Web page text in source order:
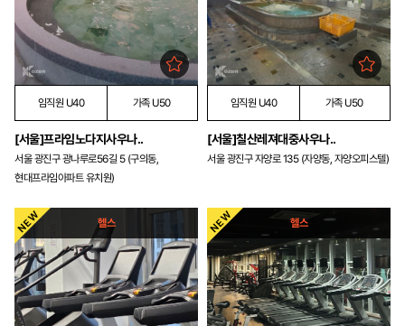
임직원 U40 가족 U50
[서울]프라임노다지사우나..
서울 광진구 광나루로56길 5 (구의동,
현대프라임아파트 유치원)
임직원 U40 가족 U50
[서울]칠산레져대중사우나..
서울 광진구 자양로 135 (자양동, 자양오피스텔)
헬스 헬스